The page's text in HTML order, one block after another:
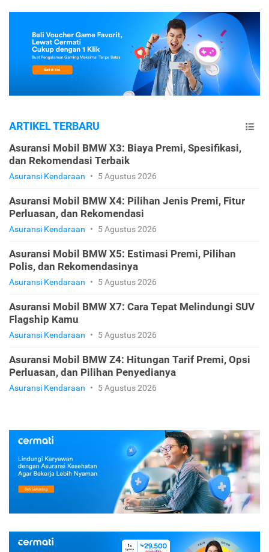
ARTIKEL TERBARU
Asuransi Mobil BMW X3: Biaya Premi, Spesifikasi,
dan Rekomendasi Terbaik
Asuransi Kendaraan • 5 Agustus 2026
Asuransi Mobil BMW X4: Pilihan Jenis Premi, Fitur
Perluasan, dan Rekomendasi
Asuransi Kendaraan • 5 Agustus 2026
Asuransi Mobil BMW X5: Estimasi Premi, Pilihan
Polis, dan Rekomendasinya
Asuransi Kendaraan • 5 Agustus 2026
Asuransi Mobil BMW X7: Cara Tepat Melindungi SUV
Flagship Kamu
Asuransi Kendaraan • 5 Agustus 2026
Asuransi Mobil BMW Z4: Hitungan Tarif Premi, Opsi
Perluasan, dan Pilihan Penyedianya
Asuransi Kendaraan • 5 Agustus 2026